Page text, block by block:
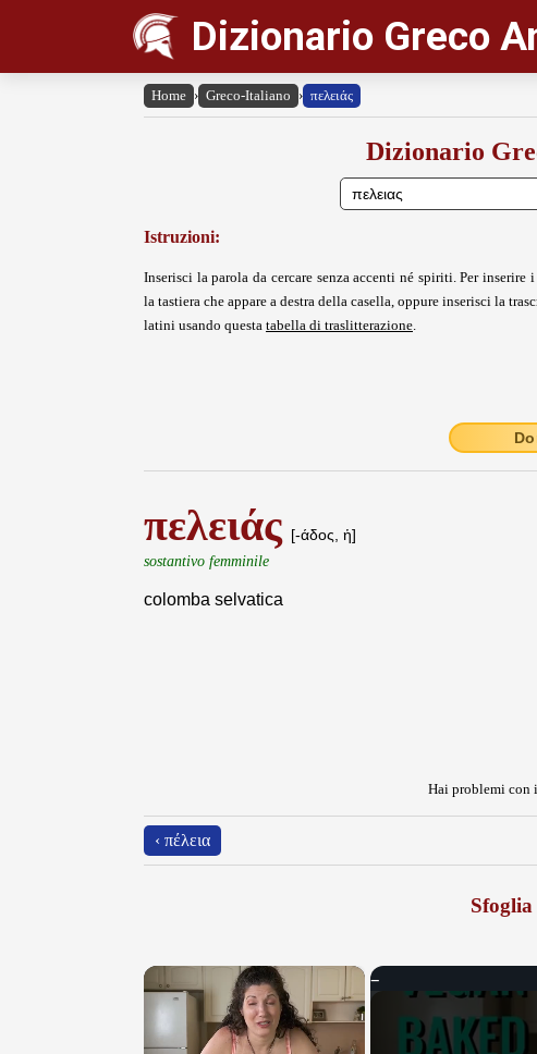
Dizionario Greco
Home › Greco-Italiano › πελειάς
Dizionario
Istruzioni:
Inserisci la parola da cercare senza accenti né spiriti. Per inserire
la tastiera che appare a destra della casella, oppure inserisci la
latini usando questa tabella di traslitterazione.
πελειάς [-άδος, ἡ]
sostantivo femminile
colomba selvatica
Hai problemi con
‹ πέλεια
×